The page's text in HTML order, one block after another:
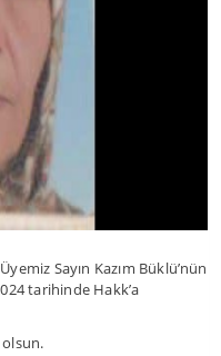
Sayın Kazım Büklü’nün
tarihinde Hakk’a
olsun.